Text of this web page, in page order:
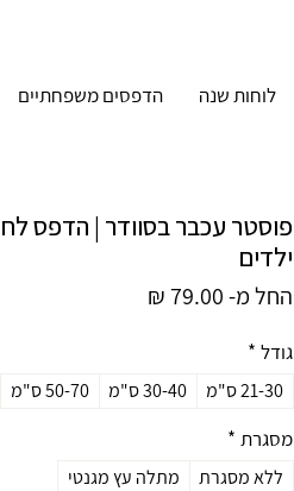
לוחות שנה הדפסים משפחתיים
פוסטר עכבר בסוודר | הדפס
ילדים
החל מ-79.00 ₪
גודל *
21-30 ס"מ 30-40 ס"מ 50-70 ס"מ
מסגרת *
ללא מסגרת
מתלה עץ מגנטי